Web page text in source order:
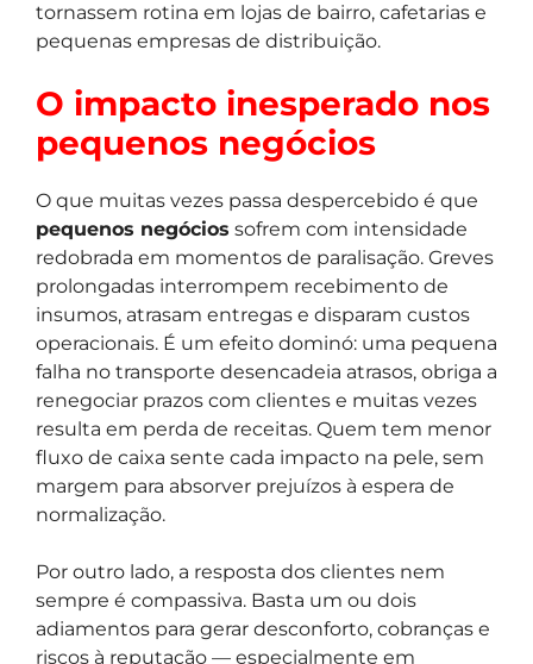
tornassem rotina em lojas de bairro, cafetarias e
pequenas empresas de distribuição.
O impacto inesperado nos
pequenos negócios
O que muitas vezes passa despercebido é que
pequenos negócios sofrem com intensidade
redobrada em momentos de paralisação. Greves
prolongadas interrompem recebimento de
insumos, atrasam entregas e disparam custos
operacionais. É um efeito dominó: uma pequena
falha no transporte desencadeia atrasos, obriga a
renegociar prazos com clientes e muitas vezes
resulta em perda de receitas. Quem tem menor
fluxo de caixa sente cada impacto na pele, sem
margem para absorver prejuízos à espera de
normalização.
Por outro lado, a resposta dos clientes nem
sempre é compassiva. Basta um ou dois
adiamentos para gerar desconforto, cobranças e
riscos à reputação — especialmente em